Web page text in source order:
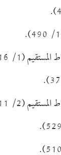
تَعرِيف بكِتَاب